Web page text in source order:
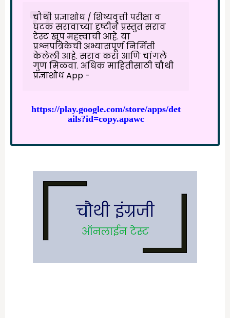
चौथी प्रज्ञाशोध / शिष्यवृत्ती परीक्षा व
घटक सरावाच्या दृष्टीने प्रस्तुत सराव
टेस्ट खूप महत्त्वाची आहे. या
प्रश्नपत्रिकेची अभ्यासपूर्ण निर्मिती
केलेली आहे. सराव करा आणि चांगले
गुण मिळवा. अधिक माहितीसाठी चौथी
प्रज्ञाशोध App -
https://play.google.com/store/apps/det
ails?id=copy.apawc